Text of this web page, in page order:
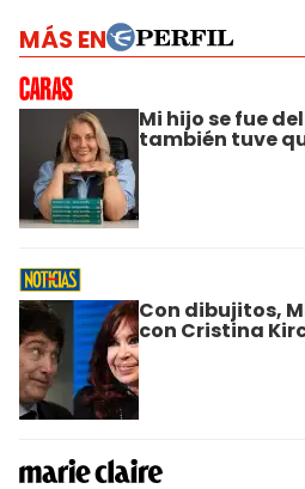
MÁS EN
Mi hijo se fue
también tuve
Con dibujitos,
con Cristina